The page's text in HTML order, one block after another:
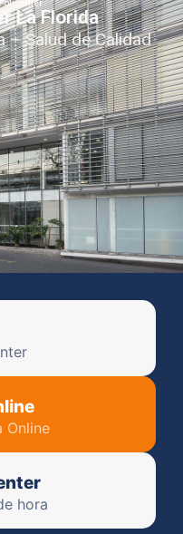
La Florida
– Salud de Calidad
Online
hora